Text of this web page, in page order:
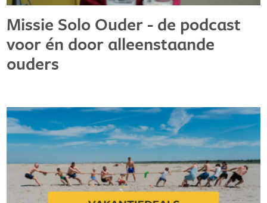
Missie Solo Ouder - de podcast
voor én door alleenstaande
ouders